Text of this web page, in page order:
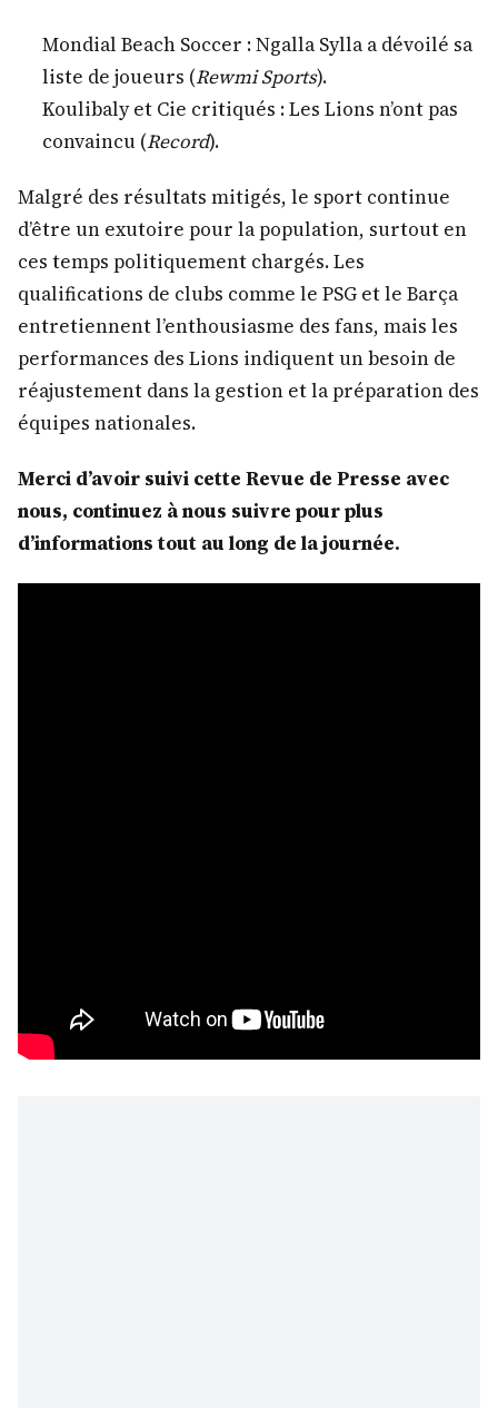
Mondial Beach Soccer : Ngalla Sylla a dévoilé sa
liste de joueurs (Rewmi Sports).
Koulibaly et Cie critiqués : Les Lions n’ont pas
convaincu (Record).
Malgré des résultats mitigés, le sport continue
d’être un exutoire pour la population, surtout en
ces temps politiquement chargés. Les
qualifications de clubs comme le PSG et le Barça
entretiennent l’enthousiasme des fans, mais les
performances des Lions indiquent un besoin de
réajustement dans la gestion et la préparation des
équipes nationales.
Merci d’avoir suivi cette Revue de Presse avec
nous, continuez à nous suivre pour plus
d’informations tout au long de la journée.